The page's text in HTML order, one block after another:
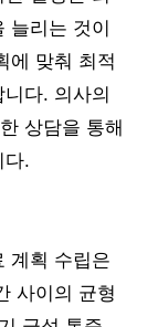
늘리는 것이
에 맞춰 최적
다. 의사의
상담을 통해
다.
계획 수립은
사이의 균형